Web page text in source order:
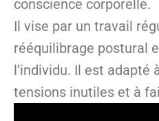
conscience corporelle.
Il vise par un travail
rééquilibrage postural
l’individu. Il est adapté
tensions inutiles et à